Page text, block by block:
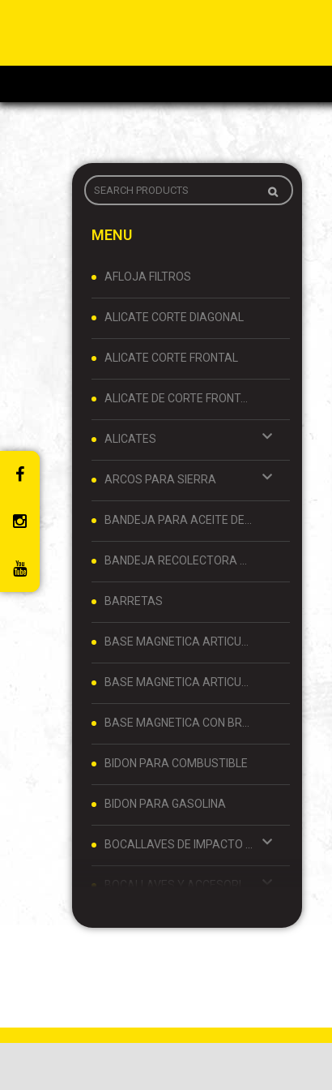
MENU
AFLOJA FILTROS
ALICATE CORTE DIAGONAL
ALICATE CORTE FRONTAL
ALICATE DE CORTE FRONTAL 8 PULGADAS
ALICATES
ARCOS PARA SIERRA
BARRETAS
BIDON PARA COMBUSTIBLE
BIDON PARA GASOLINA
BOCALLAVES Y ACCESORIOS 1/4
BOLSO PARA MATE Y TERMO